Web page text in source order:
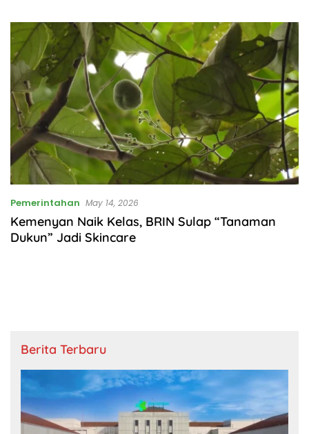
Pemerintahan May 14, 2026
Kemenyan Naik Kelas, BRIN Sulap “Tanaman
Dukun” Jadi Skincare
Berita Terbaru